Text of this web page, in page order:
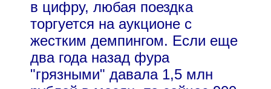
в цифру, любая поездка
торгуется на аукционе с
жестким демпингом. Если еще
два года назад фура
"грязными" давала 1,5 млн